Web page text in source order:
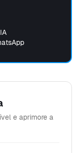
e aprimore a